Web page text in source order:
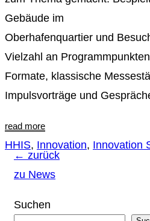
Gebäude im
Oberhafenquartier und
Vielzahl an
Formate, klassische
Impulsvorträge und
read more
HHIS, Innovation, Innovation
← zurück
zu News
Suchen